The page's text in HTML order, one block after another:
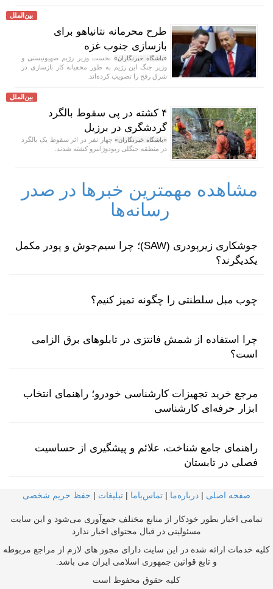
بین‌الملل
طرح محرمانه نتانیاهو برای
بازسازی جنوب غزه
«باشگاه خبرنگاران» نخست وزیر رژیم صهیونیستی و
وزیر جنگ این رژیم به طور مخفیانه کار بازسازی در
شرق رفح را تصویب کرده‌اند.
بین‌الملل
۴ کشته در پی سقوط بالگرد
گردشگری در برزیل
«باشگاه خبرنگاران»چهار نفر در اثر سقوط یک بالگرد
در منطقه جنگلی ریودوژانیرو کشته شدند.
مشاهده مهمترین خبرها در صدر
رسانه‌ها
جوشکاری زیرپودری (SAW)؛ چرا سیم‌جوش و پودر مکمل
یکدیگرند؟
چوب مبل سلطنتی را چگونه تمیز کنیم؟
چرا استفاده از شمش فانتزی در تابلوهای برق الزامی
است؟
مرجع خرید تجهیزات کارشناسی خودرو؛ راهنمای انتخاب
ابزار حرفه‌ای کارشناسی
راهنمای جامع شناخت، علائم و پیشگیری از حساسیت
فصلی در تابستان
صفحه اصلی | درباره‌ما | تماس‌با‌ما | تبلیغات | حفظ حریم شخصی
تمامی اخبار بطور خودکار از منابع مختلف جمع‌آوری می‌شود و این سایت
مسئولیتی در قبال محتوای اخبار ندارد
کلیه خدمات ارائه شده در این سایت دارای مجوز های لازم از مراجع مربوطه
و تابع قوانین جمهوری اسلامی ایران می باشد.
کلیه حقوق محفوظ است